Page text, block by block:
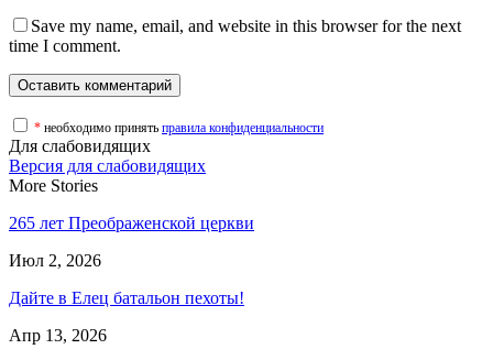
Save my name, email, and website in this browser for the next
time I comment.
* необходимо принять правила конфиденциальности
Для слабовидящих
Версия для слабовидящих
More Stories
265 лет Преображенской церкви
Июл 2, 2026
Дайте в Елец батальон пехоты!
Апр 13, 2026